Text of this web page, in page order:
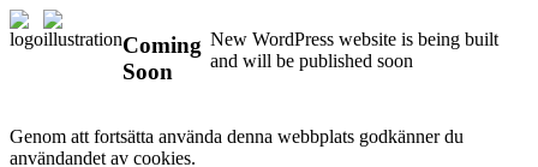
Coming
Soon
New WordPress website is being built
and will be published soon
Genom att fortsätta använda denna webbplats godkänner du
användandet av cookies.